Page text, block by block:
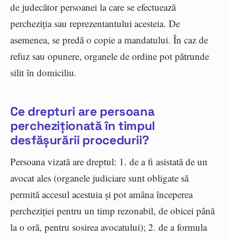
de judecător persoanei la care se efectuează
percheziția sau reprezentantului acesteia. De
asemenea, se predă o copie a mandatului. În caz de
refuz sau opunere, organele de ordine pot pătrunde
silit în domiciliu.
Ce drepturi are persoana
percheziționată în timpul
desfășurării procedurii?
Persoana vizată are dreptul: 1. de a fi asistată de un
avocat ales (organele judiciare sunt obligate să
permită accesul acestuia și pot amâna începerea
percheziției pentru un timp rezonabil, de obicei până
la o oră, pentru sosirea avocatului); 2. de a formula